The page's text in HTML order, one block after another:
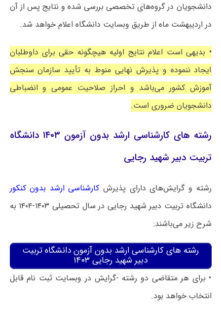
دانشجویان در گروه‌های تخصصی بررسی شده و نتایج پس از آن
در اردیبهشت ماه از طریق وبسایت دانشگاه اعلام خواهد شد.
• بدیهی است اعلام نتایج اولیه هیچگونه حقی برای داوطلبان
ایجاد ننموده و پذیرش نهایی منوط به تأیید سازمان سنجش
آموزش کشور می‌باشد و احراز صلاحیت عمومی و انضباطی
دانشجویان ضروری است.
رشته های کارشناسی ارشد بدون آزمون ۱۴۰۳ دانشگاه
تربیت دبیر شهید رجایی
رشته و گرایش‌های دارای پذیرش کارشناسی ارشد بدون کنکور
دانشگاه تربیت دبیر شهید رجایی در سال تحصیلی ۱۴۰۳-۱۴۰۴ به
شرح زیر می‌باشند:
رشته های کارشناسی ارشد بدون آزمون دانشگاه تربیت
دبیر شهید رجایی ۱۴۰۳
• برای هر متقاضی دو رشته -گرایش در وبسایت ثبت نام قابل
انتخاب خواهد بود.